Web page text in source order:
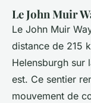
Le John Muir
Le John Muir
distance de 215
Helensburgh sur
est. Ce sentier
mouvement de